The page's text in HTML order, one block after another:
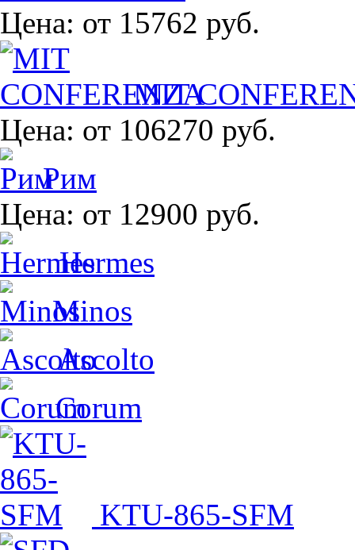
Цена: от 15762 руб.
MIT
Цена: от 106270 руб.
Рим
Цена: от 12900 руб.
Hermes
Minos
Ascolto
Corum
KTU-865-SFM